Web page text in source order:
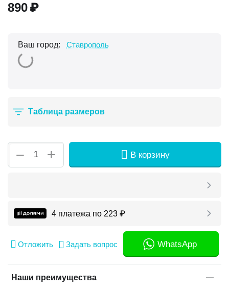
890₽
Ваш город: Ставрополь
Таблица размеров
+
− В корзину
4 платежа по 223 ₽
Отложить Задать вопрос WhatsApp
Наши преимущества